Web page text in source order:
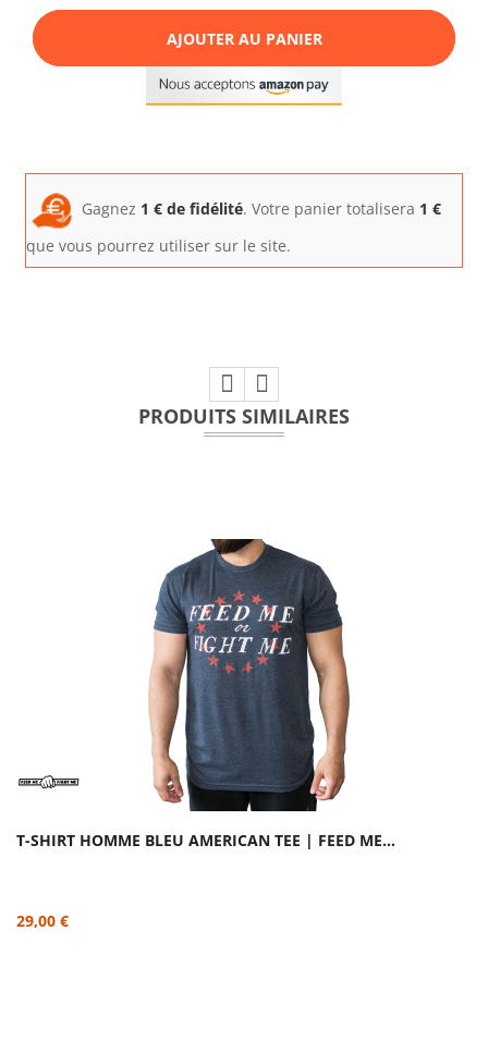
AJOUTER AU PANIER
Gagnez 1 € de fidélité. Votre panier totalisera 1 €
que vous pourrez utiliser sur le site.
PRODUITS SIMILAIRES
T-SHIRT HOMME BLEU AMERICAN TEE | FEED ME...
29,00 €